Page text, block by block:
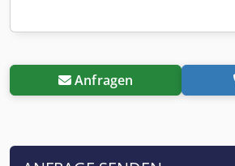
Anfragen